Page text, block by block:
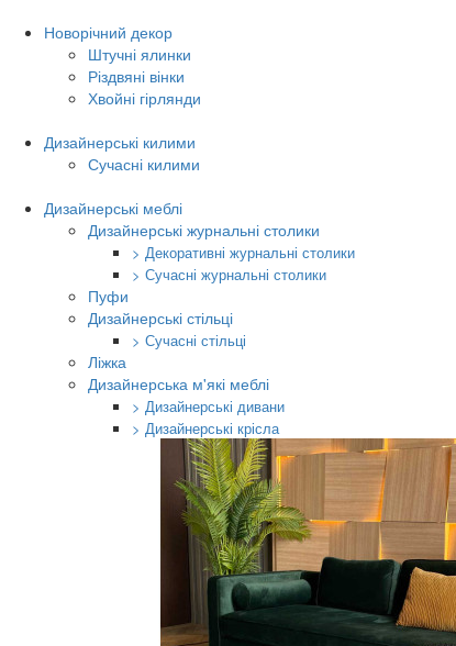
Новорічний декор
Штучні ялинки
Різдвяні вінки
Хвойні гірлянди
Дизайнерські килими
Сучасні килими
Дизайнерські меблі
Дизайнерські журнальні столики
> Декоративні журнальні столики
> Сучасні журнальні столики
Пуфи
Дизайнерські стільці
> Сучасні стільці
Ліжка
Дизайнерська м'які меблі
> Дизайнерські дивани
> Дизайнерські крісла